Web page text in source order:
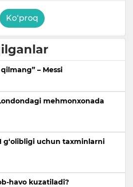
Ko‘proq
– Messi
mehmonxonada
g‘olibligi uchun taxminlarni
havo kuzatiladi?